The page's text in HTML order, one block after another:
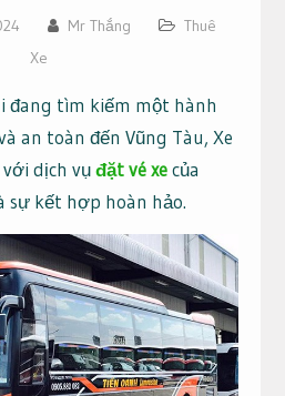
Mr Thắng
Thuê
Xe
đang tìm kiếm một hành
an toàn đến Vũng Tàu, Xe
dịch vụđặt vé xecủa
sự kết hợp hoàn hảo.